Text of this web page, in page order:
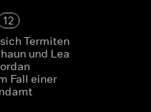
12
Termiten
und Lea
Fall einer